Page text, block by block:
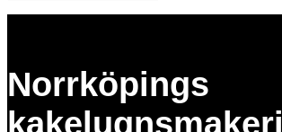
Norrköpings
kakelugnsmakeri